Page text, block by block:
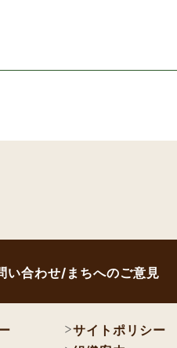
い合わせ/まちへのご意見
サイトポリシー